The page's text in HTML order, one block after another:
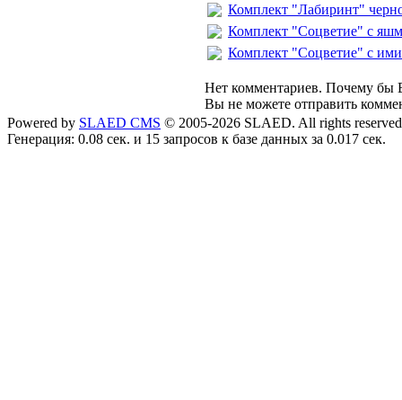
Комплект "Лабиринт"
Комплект "Соцветие" с
Комплект "Соцветие" с
Нет комментариев. Почему бы
Вы не можете отправить
Powered by SLAED CMS © 2005-2026 SLAED. All rights
Генерация: 0.08 сек. и 15 запросов к базе данных за 0.017 сек.